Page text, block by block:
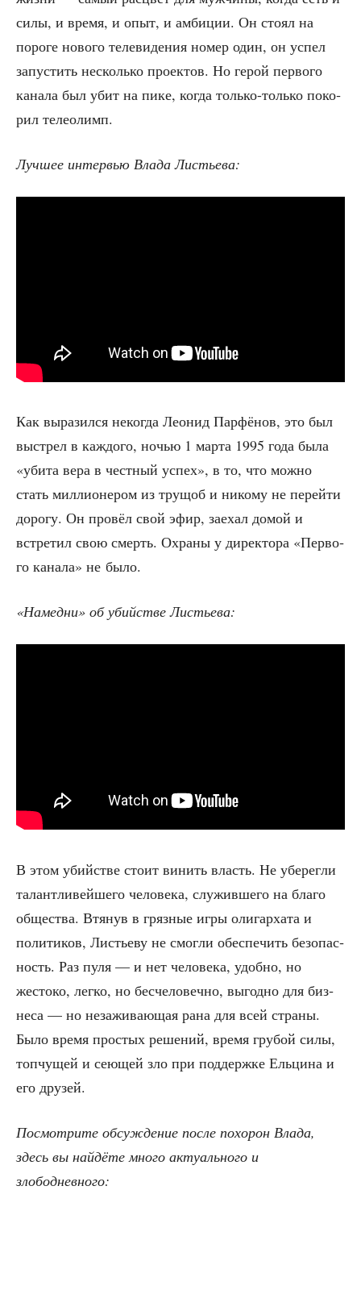
силы, и вре­мя, и опыт, и амби­ции. Он сто­ял на
поро­ге ново­го теле­ви­де­ния номер один, он успел
запу­стить несколь­ко про­ек­тов. Но герой пер­во­го
кана­ла был убит на пике, когда толь­ко-толь­ко поко­
рил телеолимп.
Луч­шее интер­вью Вла­да Листьева:
Как выра­зил­ся неко­гда Лео­нид Пар­фё­нов, это был
выстрел в каж­до­го, ночью 1 мар­та 1995 года была
«уби­та вера в чест­ный успех», в то, что мож­но
стать мил­ли­о­не­ром из тру­щоб и нико­му не перей­ти
доро­гу. Он про­вёл свой эфир, заехал домой и
встре­тил свою смерть. Охра­ны у дирек­то­ра «Пер­во­
го кана­ла» не было.
«Намед­ни» об убий­стве Листьева:
В этом убий­стве сто­ит винить власть. Не убе­рег­ли
талант­ли­вей­ше­го чело­ве­ка, слу­жив­ше­го на бла­го
обще­ства. Втя­нув в гряз­ные игры оли­гар­ха­та и
поли­ти­ков, Листье­ву не смог­ли обес­пе­чить без­опас­
ность. Раз пуля — и нет чело­ве­ка, удоб­но, но
жесто­ко, лег­ко, но бес­че­ло­веч­но, выгод­но для биз­
не­са — но неза­жи­ва­ю­щая рана для всей стра­ны.
Было вре­мя про­стых реше­ний, вре­мя гру­бой силы,
топ­чу­щей и сею­щей зло при под­держ­ке Ель­ци­на и
его друзей.
Посмот­ри­те обсуж­де­ние после похо­рон Вла­да,
здесь вы най­дё­те мно­го акту­аль­но­го и
злободневного: